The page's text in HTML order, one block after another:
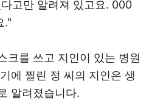
고만 알려져 있고요. 000
."
크를 쓰고 지인이 있는 병원
에 찔린 정 씨의 지인은 생
알려졌습니다.